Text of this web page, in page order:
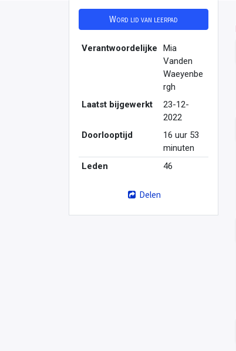
Word lid van leerpad
Verantwoordelijke
Mia
Vanden
Waeyenbe
rgh
Laatst bijgewerkt
23-12-
2022
Doorlooptijd
16 uur 53
minuten
Leden
46
Delen